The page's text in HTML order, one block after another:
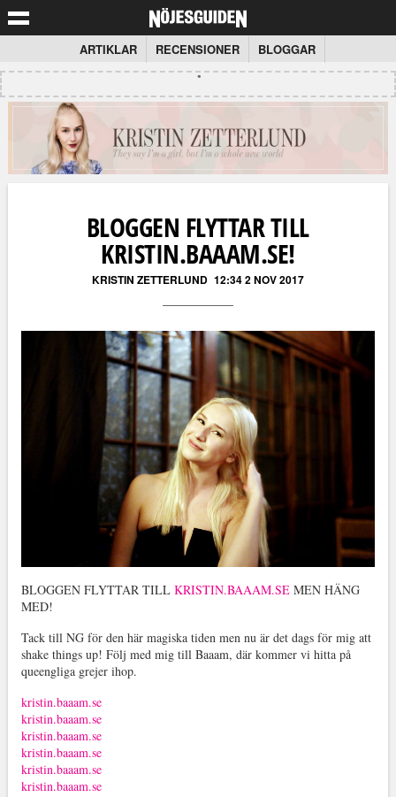
ARTIKLAR RECENSIONER BLOGGAR
BLOGGEN FLYTTAR TILL
KRISTIN.BAAAM.SE!
KRISTIN ZETTERLUND 12:34 2 NOV 2017
BLOGGEN FLYTTAR TILL KRISTIN.BAAAM.SEMEN HÄNG
MED!
Tack till NG för den här magiska tiden men nu är det dags för mig att
shake things up! Följ med mig till Baaam, där kommer vi hitta på
queengliga grejer ihop.
kristin.baaam.se
kristin.baaam.se
kristin.baaam.se
kristin.baaam.se
kristin.baaam.se
kristin.baaam.se